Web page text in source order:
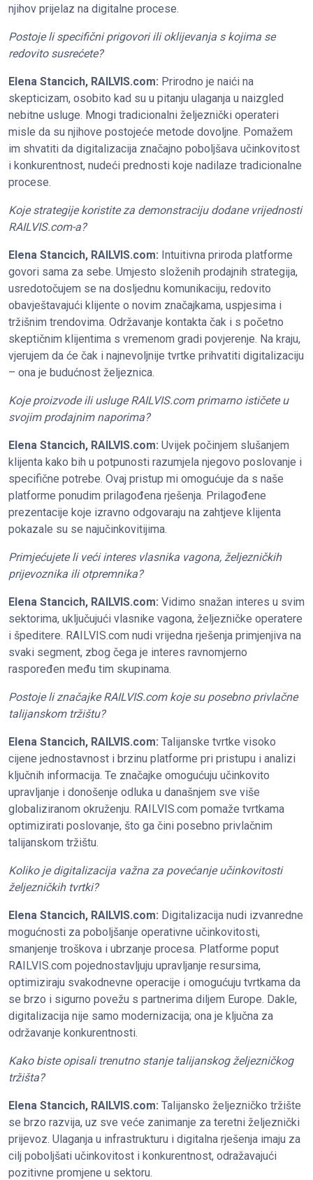
njihov prijelaz na digitalne procese.
Postoje li specifični prigovori ili oklijevanja s kojima se
redovito susrećete?
Elena Stancich, RAILVIS.com: Prirodno je naići na
skepticizam, osobito kad su u pitanju ulaganja u naizgled
nebitne usluge. Mnogi tradicionalni željeznički operateri
misle da su njihove postojeće metode dovoljne. Pomažem
im shvatiti da digitalizacija značajno poboljšava učinkovitost
i konkurentnost, nudeći prednosti koje nadilaze tradicionalne
procese.
Koje strategije koristite za demonstraciju dodane vrijednosti
RAILVIS.com-a?
Elena Stancich, RAILVIS.com: Intuitivna priroda platforme
govori sama za sebe. Umjesto složenih prodajnih strategija,
usredotočujem se na dosljednu komunikaciju, redovito
obavještavajući klijente o novim značajkama, uspjesima i
tržišnim trendovima. Održavanje kontakta čak i s početno
skeptičnim klijentima s vremenom gradi povjerenje. Na kraju,
vjerujem da će čak i najnevoljnije tvrtke prihvatiti digitalizaciju
– ona je budućnost željeznica.
Koje proizvode ili usluge RAILVIS.com primarno ističete u
svojim prodajnim naporima?
Elena Stancich, RAILVIS.com: Uvijek počinjem slušanjem
klijenta kako bih u potpunosti razumjela njegovo poslovanje i
specifične potrebe. Ovaj pristup mi omogućuje da s naše
platforme ponudim prilagođena rješenja. Prilagođene
prezentacije koje izravno odgovaraju na zahtjeve klijenta
pokazale su se najučinkovitijima.
Primjećujete li veći interes vlasnika vagona, željezničkih
prijevoznika ili otpremnika?
Elena Stancich, RAILVIS.com: Vidimo snažan interes u svim
sektorima, uključujući vlasnike vagona, željezničke operatere
i špeditere. RAILVIS.com nudi vrijedna rješenja primjenjiva na
svaki segment, zbog čega je interes ravnomjerno
raspoređen među tim skupinama.
Postoje li značajke RAILVIS.com koje su posebno privlačne
talijanskom tržištu?
Elena Stancich, RAILVIS.com: Talijanske tvrtke visoko
cijene jednostavnost i brzinu platforme pri pristupu i analizi
ključnih informacija. Te značajke omogućuju učinkovito
upravljanje i donošenje odluka u današnjem sve više
globaliziranom okruženju. RAILVIS.com pomaže tvrtkama
optimizirati poslovanje, što ga čini posebno privlačnim
talijanskom tržištu.
Koliko je digitalizacija važna za povećanje učinkovitosti
željezničkih tvrtki?
Elena Stancich, RAILVIS.com: Digitalizacija nudi izvanredne
mogućnosti za poboljšanje operativne učinkovitosti,
smanjenje troškova i ubrzanje procesa. Platforme poput
RAILVIS.com pojednostavljuju upravljanje resursima,
optimiziraju svakodnevne operacije i omogućuju tvrtkama da
se brzo i sigurno povežu s partnerima diljem Europe. Dakle,
digitalizacija nije samo modernizacija; ona je ključna za
održavanje konkurentnosti.
Kako biste opisali trenutno stanje talijanskog željezničkog
tržišta?
Elena Stancich, RAILVIS.com: Talijansko željezničko tržište
se brzo razvija, uz sve veće zanimanje za teretni željeznički
prijevoz. Ulaganja u infrastrukturu i digitalna rješenja imaju za
cilj poboljšati učinkovitost i konkurentnost, odražavajući
pozitivne promjene u sektoru.